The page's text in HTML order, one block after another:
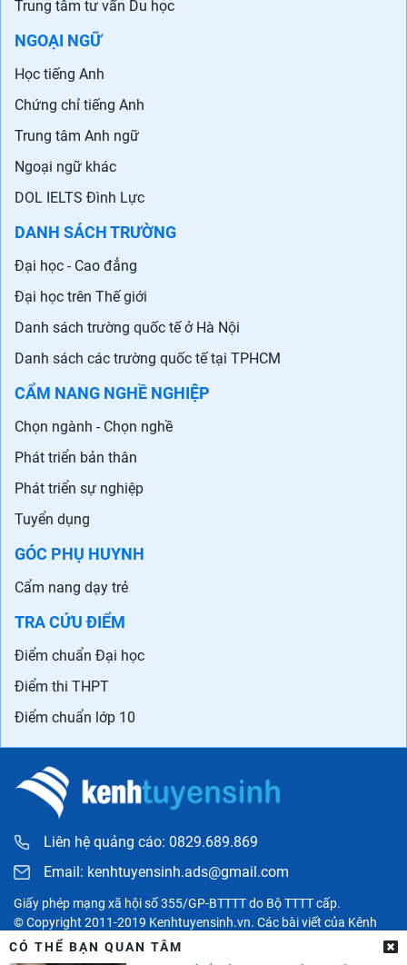
Trung tâm tư vấn Du học
NGOẠI NGỮ
Học tiếng Anh
Chứng chỉ tiếng Anh
Trung tâm Anh ngữ
Ngoại ngữ khác
DOL IELTS Đình Lực
DANH SÁCH TRƯỜNG
Đại học - Cao đẳng
Đại học trên Thế giới
Danh sách trường quốc tế ở Hà Nội
Danh sách các trường quốc tế tại TPHCM
CẨM NANG NGHỀ NGHIỆP
Chọn ngành - Chọn nghề
Phát triển bản thân
Phát triển sự nghiệp
Tuyển dụng
GÓC PHỤ HUYNH
Cẩm nang dạy trẻ
TRA CỨU ĐIỂM
Điểm chuẩn Đại học
Điểm thi THPT
Điểm chuẩn lớp 10
Liên hệ quảng cáo: 0829.689.869
Email: kenhtuyensinh.ads@gmail.com
Giấy phép mạng xã hội số 355/GP-BTTTT do Bộ TTTT cấp.
© Copyright 2011-2019 Kenhtuyensinh.vn. Các bài viết của Kênh
tuyển sinh chỉ có tính chất tham khảo, được tổng hợp từ các nguồn
uy tín khác và bản quyền thuộc về các đối tác. Mọi thông tin liên
CÓ THỂ BẠN QUAN TÂM